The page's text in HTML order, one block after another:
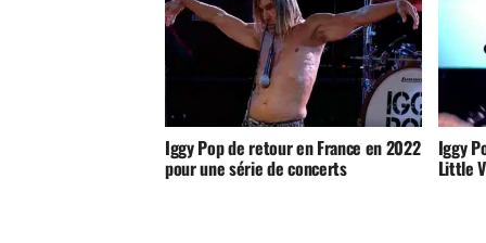
Iggy Pop de retour en France en 2022
pour une série de concerts
Iggy
Little